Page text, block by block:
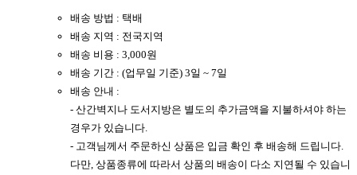
배송 방법 : 택배
배송 지역 : 전국지역
배송 비용 : 3,000원
배송 기간 : (업무일 기준) 3일 ~ 7일
배송 안내 :
- 산간벽지나 도서지방은 별도의 추가금액을 지불하셔야 하는
경우가 있습니다.
- 고객님께서 주문하신 상품은 입금 확인 후 배송해 드립니다.
다만, 상품종류에 따라서 상품의 배송이 다소 지연될 수 있습니